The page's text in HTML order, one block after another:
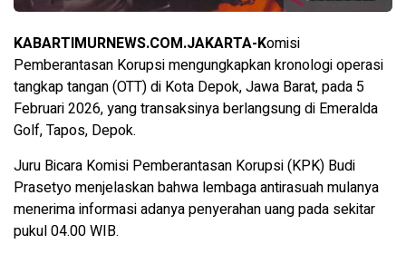
KABARTIMURNEWS.COM.JAKARTA-Komisi
Pemberantasan Korupsi mengungkapkan kronologi operasi
tangkap tangan (OTT) di Kota Depok, Jawa Barat, pada 5
Februari 2026, yang transaksinya berlangsung di Emeralda
Golf, Tapos, Depok.
Juru Bicara Komisi Pemberantasan Korupsi (KPK) Budi
Prasetyo menjelaskan bahwa lembaga antirasuah mulanya
menerima informasi adanya penyerahan uang pada sekitar
pukul 04.00 WIB.